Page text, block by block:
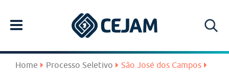
Home Processo Seletivo
São José dos Campos